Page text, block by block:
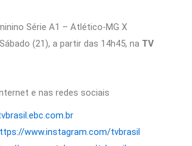
Série A1 – Atlético-MG X
(21), a partir das 14h45, na TV
e nas redes sociais
www.instagram.com/tvbrasil